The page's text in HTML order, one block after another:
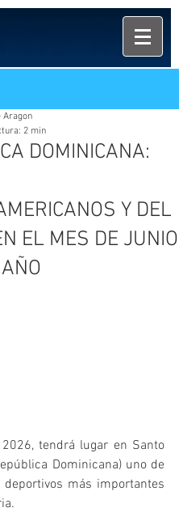
DOMINICANA:
Y DEL
EL MES DE JUNIO
Aragon
2 min
tendrá lugar en Santo
Dominicana) uno de
deportivos más importantes